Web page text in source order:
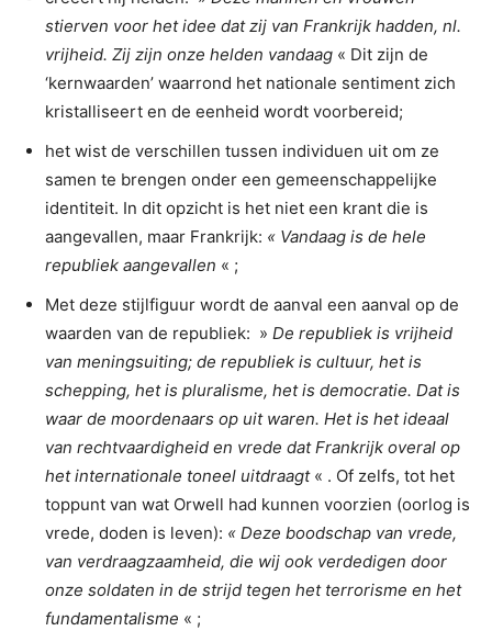
stierven voor het idee dat zij van Frankrijk hadden, nl.
vrijheid. Zij zijn onze helden vandaag « Dit zijn de
‘kernwaarden’ waarrond het nationale sentiment zich
kristalliseert en de eenheid wordt voorbereid;
het wist de verschillen tussen individuen uit om ze
samen te brengen onder een gemeenschappelijke
identiteit. In dit opzicht is het niet een krant die is
aangevallen, maar Frankrijk: « Vandaag is de hele
republiek aangevallen « ;
Met deze stijlfiguur wordt de aanval een aanval op de
waarden van de republiek: » De republiek is vrijheid
van meningsuiting; de republiek is cultuur, het is
schepping, het is pluralisme, het is democratie. Dat is
waar de moordenaars op uit waren. Het is het ideaal
van rechtvaardigheid en vrede dat Frankrijk overal op
het internationale toneel uitdraagt« . Of zelfs, tot het
toppunt van wat Orwell had kunnen voorzien (oorlog is
vrede, doden is leven): « Deze boodschap van vrede,
van verdraagzaamheid, die wij ook verdedigen door
onze soldaten in de strijd tegen het terrorisme en het
fundamentalisme « ;